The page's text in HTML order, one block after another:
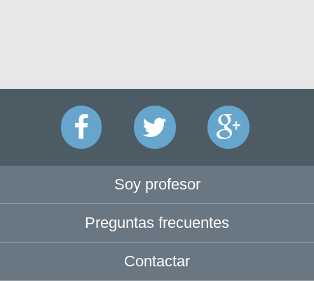
Soy profesor
Preguntas frecuentes
Contactar